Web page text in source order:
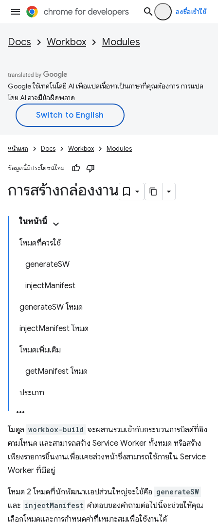
ลงชื่อเข้าใช้
Docs Workbox Modules
Google ใช้เทคโนโลยี AI เพื่อแปลเนื้อหาเป็นภาษาที่คุณต้องการ การแปล
โดย AI อาจมีข้อผิดพลาด
หน้าแรก Docs Workbox Modules
ข้อมูลนี้มีประโยชน์ไหม
การสร้างกล่องงาน
ในหน้านี้
โหมดที่ควรใช้
generateSW
injectManifest
generateSW โหมด
injectManifest โหมด
โหมดเพิ่มเติม
getManifest โหมด
ประเภท
โมดูล workbox-build จะผสานรวมเข้ากับกระบวนการบิลด์ที่อิง
ตามโหนด และสามารถสร้าง Service Worker ทั้งหมด หรือสร้าง
เพียงรายการชิ้นงานเพื่อแคชล่วงหน้าซึ่งสามารถใช้ภายใน Service
Worker ที่มีอยู่
โหมด 2 โหมดที่นักพัฒนาแอปส่วนใหญ่จะใช้คือ generateSW
และ injectManifest คำตอบของคำถามต่อไปนี้จะช่วยให้คุณ
เลือกโหมดและการกำหนดค่าที่เหมาะสมเพื่อใช้งานได้